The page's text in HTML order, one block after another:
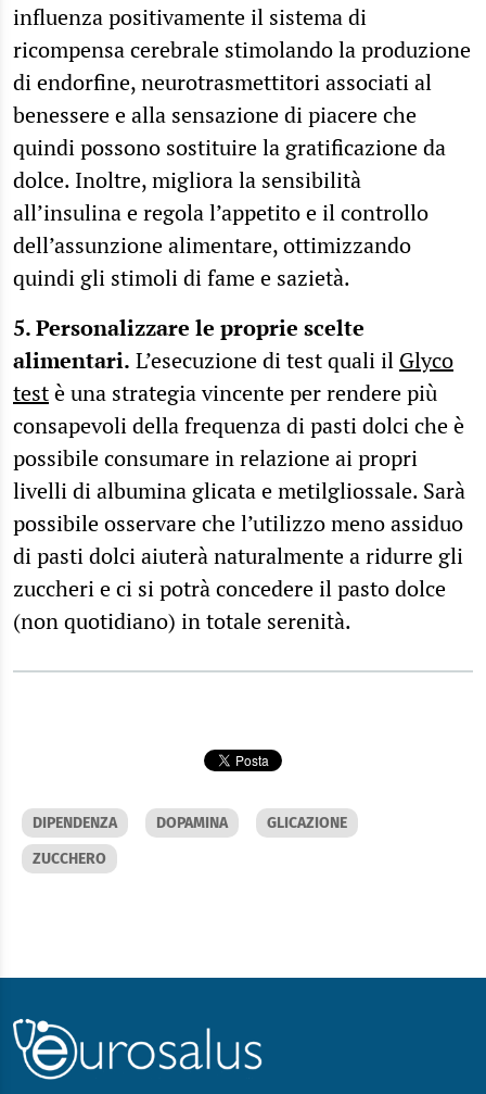
influenza positivamente il sistema di
ricompensa cerebrale stimolando la produzione
di endorfine, neurotrasmettitori associati al
benessere e alla sensazione di piacere che
quindi possono sostituire la gratificazione da
dolce. Inoltre, migliora la sensibilità
all’insulina e regola l’appetito e il controllo
dell’assunzione alimentare, ottimizzando
quindi gli stimoli di fame e sazietà.
5. Personalizzare le proprie scelte
alimentari. L’esecuzione di test quali il Glyco
testè una strategia vincente per rendere più
consapevoli della frequenza di pasti dolci che è
possibile consumare in relazione ai propri
livelli di albumina glicata e metilgliossale. Sarà
possibile osservare che l’utilizzo meno assiduo
di pasti dolci aiuterà naturalmente a ridurre gli
zuccheri e ci si potrà concedere il pasto dolce
(non quotidiano) in totale serenità.
DIPENDENZA DOPAMINA
GLICAZIONE
ZUCCHERO